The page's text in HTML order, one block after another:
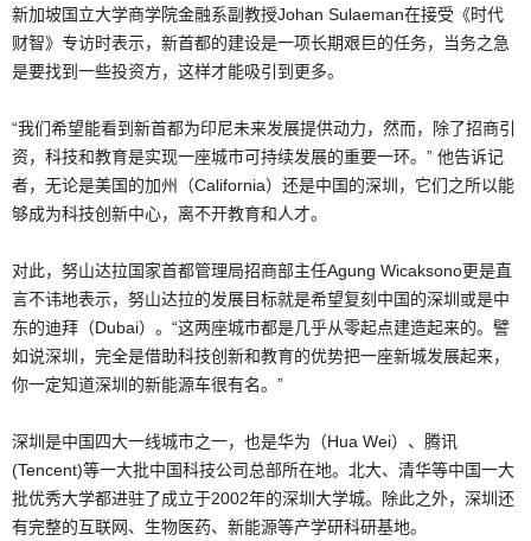
新加坡国立大学商学院金融系副教授Johan Sulaeman在接受《时代
财智》专访时表示，新首都的建设是一项长期艰巨的任务，当务之急
是要找到一些投资方，这样才能吸引到更多。
“我们希望能看到新首都为印尼未来发展提供动力，然而，除了招商引
资，科技和教育是实现一座城市可持续发展的重要一环。” 他告诉记
者，无论是美国的加州（California）还是中国的深圳，它们之所以能
够成为科技创新中心，离不开教育和人才。
对此，努山达拉国家首都管理局招商部主任Agung Wicaksono更是直
言不讳地表示，努山达拉的发展目标就是希望复刻中国的深圳或是中
东的迪拜（Dubai）。“这两座城市都是几乎从零起点建造起来的。譬
如说深圳，完全是借助科技创新和教育的优势把一座新城发展起来，
你一定知道深圳的新能源车很有名。”
深圳是中国四大一线城市之一，也是华为（Hua Wei）、腾讯
(Tencent)等一大批中国科技公司总部所在地。北大、清华等中国一大
批优秀大学都进驻了成立于2002年的深圳大学城。除此之外，深圳还
有完整的互联网、生物医药、新能源等产学研科研基地。